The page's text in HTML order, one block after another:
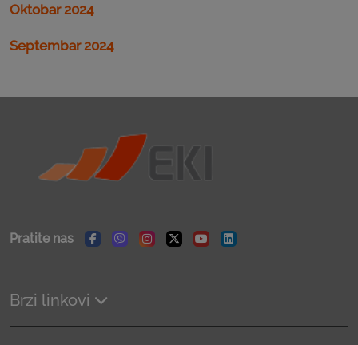
Oktobar 2024
Septembar 2024
Pratite nas
Facebook
ViberInstagram
TwitterYoutubeLinkedin
Brzi linkovi